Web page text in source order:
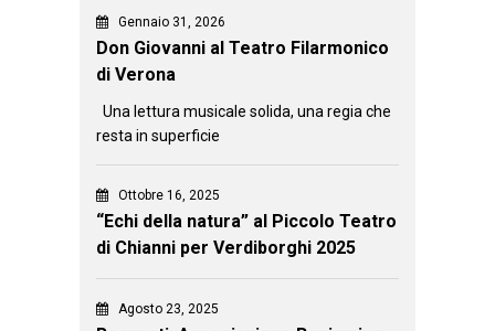
Gennaio 31, 2026
Don Giovanni al Teatro Filarmonico
di Verona
Una lettura musicale solida, una regia che
resta in superficie
Ottobre 16, 2025
“Echi della natura” al Piccolo Teatro
di Chianni per Verdiborghi 2025
Agosto 23, 2025